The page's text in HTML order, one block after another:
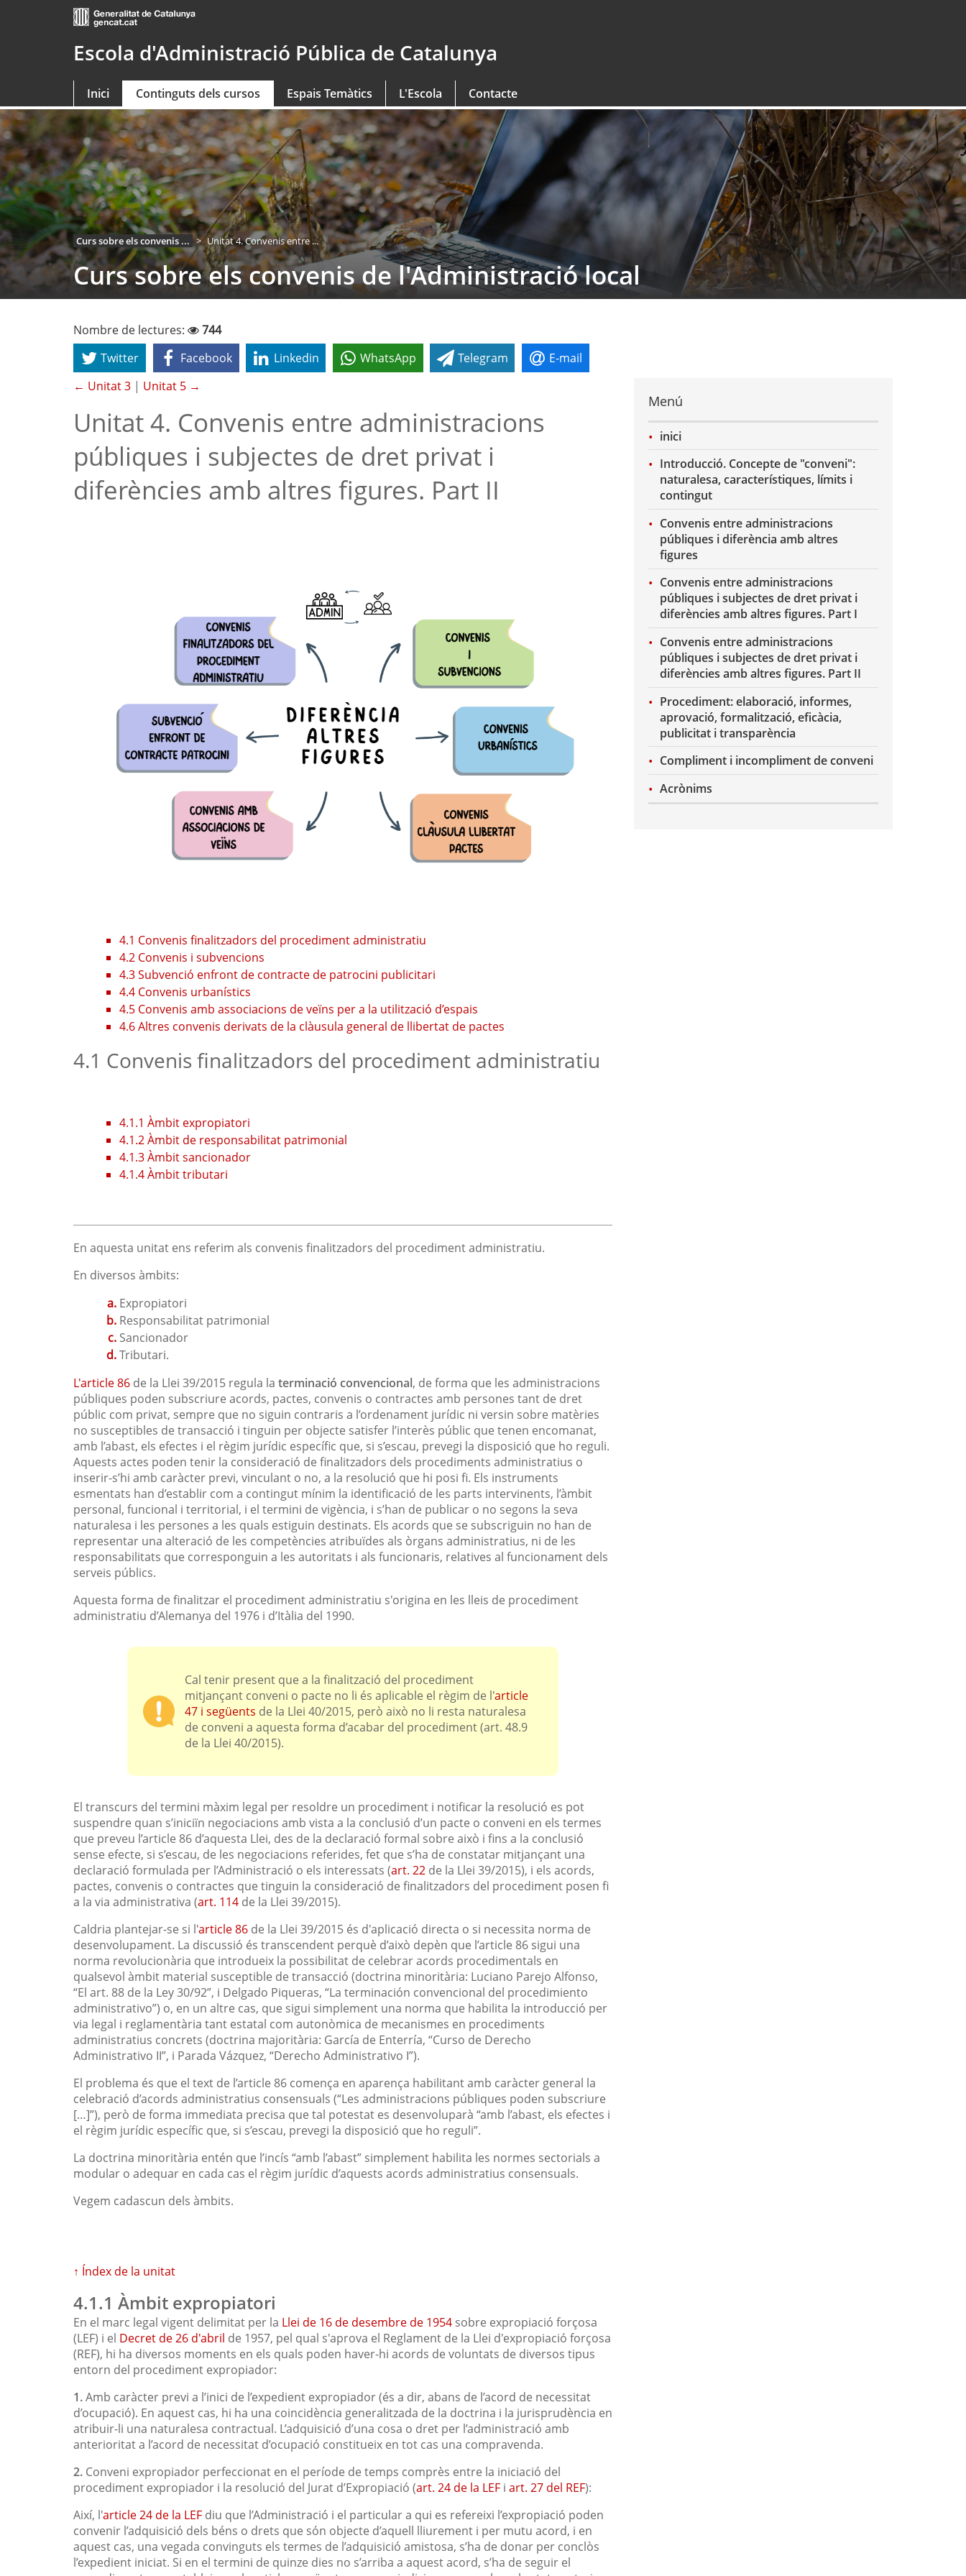
Escola d'Administració Pública de Catalunya
Inici Continguts dels cursos Espais Temàtics L'Escola Contacte
Curs sobre els convenis ... Unitat 4. Convenis entre ...
Curs sobre els convenis de l'Administració local
Nombre de lectures:
744
Twitter
Facebook Linkedin WhatsApp Telegram E-mail
Menú
inici
Introducció. Concepte de "conveni":
naturalesa, característiques, límits i
contingut
Convenis entre administracions
públiques i diferència amb altres
figures
Convenis entre administracions
públiques i subjectes de dret privat i
diferències amb altres figures. Part I
Convenis entre administracions
públiques i subjectes de dret privat i
diferències amb altres figures. Part II
Procediment: elaboració, informes,
aprovació, formalització, eficàcia,
publicitat i transparència
Compliment i incompliment de conveni
Acrònims
← Unitat 3 | Unitat 5 →
Unitat 4. Convenis entre administracions
públiques i subjectes de dret privat i
diferències amb altres figures. Part II
4.1 Convenis finalitzadors del procediment administratiu
4.2 Convenis i subvencions
4.3 Subvenció enfront de contracte de patrocini publicitari
4.4 Convenis urbanístics
4.5 Convenis amb associacions de veïns per a la utilització d’espais
4.6 Altres convenis derivats de la clàusula general de llibertat de pactes
4.1 Convenis finalitzadors del procediment administratiu
4.1.1 Àmbit expropiatori
4.1.2 Àmbit de responsabilitat patrimonial
4.1.3 Àmbit sancionador
4.1.4 Àmbit tributari
En aquesta unitat ens referim als convenis finalitzadors del procediment administratiu.
En diversos àmbits:
Expropiatori
Responsabilitat patrimonial
Sancionador
Tributari.
L'article 86 de la Llei 39/2015 regula la terminació convencional, de forma que les administracions
públiques poden subscriure acords, pactes, convenis o contractes amb persones tant de dret
públic com privat, sempre que no siguin contraris a l’ordenament jurídic ni versin sobre matèries
no susceptibles de transacció i tinguin per objecte satisfer l’interès públic que tenen encomanat,
amb l’abast, els efectes i el règim jurídic específic que, si s’escau, prevegi la disposició que ho reguli.
Aquests actes poden tenir la consideració de finalitzadors dels procediments administratius o
inserir-s’hi amb caràcter previ, vinculant o no, a la resolució que hi posi fi. Els instruments
esmentats han d’establir com a contingut mínim la identificació de les parts intervinents, l’àmbit
personal, funcional i territorial, i el termini de vigència, i s’han de publicar o no segons la seva
naturalesa i les persones a les quals estiguin destinats. Els acords que se subscriguin no han de
representar una alteració de les competències atribuïdes als òrgans administratius, ni de les
responsabilitats que corresponguin a les autoritats i als funcionaris, relatives al funcionament dels
serveis públics.
Aquesta forma de finalitzar el procediment administratiu s'origina en les lleis de procediment
administratiu d’Alemanya del 1976 i d’Itàlia del 1990.
Cal tenir present que a la finalització del procediment
mitjançant conveni o pacte no li és aplicable el règim de l'article
47 i següents de la Llei 40/2015, però això no li resta naturalesa
de conveni a aquesta forma d’acabar del procediment (art. 48.9
de la Llei 40/2015).
El transcurs del termini màxim legal per resoldre un procediment i notificar la resolució es pot
suspendre quan s’iniciïn negociacions amb vista a la conclusió d’un pacte o conveni en els termes
que preveu l’article 86 d’aquesta Llei, des de la declaració formal sobre això i fins a la conclusió
sense efecte, si s’escau, de les negociacions referides, fet que s’ha de constatar mitjançant una
declaració formulada per l’Administració o els interessats (art. 22 de la Llei 39/2015), i els acords,
pactes, convenis o contractes que tinguin la consideració de finalitzadors del procediment posen fi
a la via administrativa (art. 114 de la Llei 39/2015).
Caldria plantejar-se si l'article 86 de la Llei 39/2015 és d'aplicació directa o si necessita norma de
desenvolupament. La discussió és transcendent perquè d’això depèn que l’article 86 sigui una
norma revolucionària que introdueix la possibilitat de celebrar acords procedimentals en
qualsevol àmbit material susceptible de transacció (doctrina minoritària: Luciano Parejo Alfonso,
“El art. 88 de la Ley 30/92”, i Delgado Piqueras, “La terminación convencional del procedimiento
administrativo”) o, en un altre cas, que sigui simplement una norma que habilita la introducció per
via legal i reglamentària tant estatal com autonòmica de mecanismes en procediments
administratius concrets (doctrina majoritària: García de Enterría, “Curso de Derecho
Administrativo II”, i Parada Vázquez, “Derecho Administrativo I”).
El problema és que el text de l’article 86 comença en aparença habilitant amb caràcter general la
celebració d’acords administratius consensuals (“Les administracions públiques poden subscriure
[…]”), però de forma immediata precisa que tal potestat es desenvoluparà “amb l’abast, els efectes i
el règim jurídic específic que, si s’escau, prevegi la disposició que ho reguli”.
La doctrina minoritària entén que l’incís “amb l’abast” simplement habilita les normes sectorials a
modular o adequar en cada cas el règim jurídic d’aquests acords administratius consensuals.
Vegem cadascun dels àmbits.
↑ Índex de la unitat
4.1.1 Àmbit expropiatori
En el marc legal vigent delimitat per la Llei de 16 de desembre de 1954 sobre expropiació forçosa
(LEF) i el Decret de 26 d'abril de 1957, pel qual s'aprova el Reglament de la Llei d'expropiació forçosa
(REF), hi ha diversos moments en els quals poden haver-hi acords de voluntats de diversos tipus
entorn del procediment expropiador:
1.Amb caràcter previ a l’inici de l’expedient expropiador (és a dir, abans de l’acord de necessitat
d’ocupació). En aquest cas, hi ha una coincidència generalitzada de la doctrina i la jurisprudència en
atribuir-li una naturalesa contractual. L’adquisició d’una cosa o dret per l’administració amb
anterioritat a l’acord de necessitat d’ocupació constitueix en tot cas una compravenda.
2. Conveni expropiador perfeccionat en el període de temps comprès entre la iniciació del
procediment expropiador i la resolució del Jurat d’Expropiació (art. 24 de la LEF i art. 27 del REF):
Així, l'article 24 de la LEF diu que l’Administració i el particular a qui es refereixi l’expropiació poden
convenir l’adquisició dels béns o drets que són objecte d’aquell lliurement i per mutu acord, i en
aquest cas, una vegada convinguts els termes de l’adquisició amistosa, s’ha de donar per conclòs
l’expedient iniciat. Si en el termini de quinze dies no s’arriba a aquest acord, s’ha de seguir el